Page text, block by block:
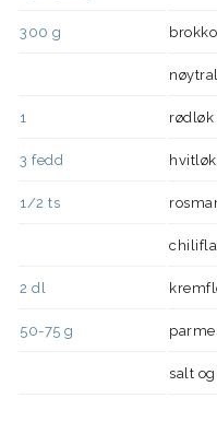
300 g
1 rødløk
3 fedd
1/2 ts
2 dl
50-75 g
salt